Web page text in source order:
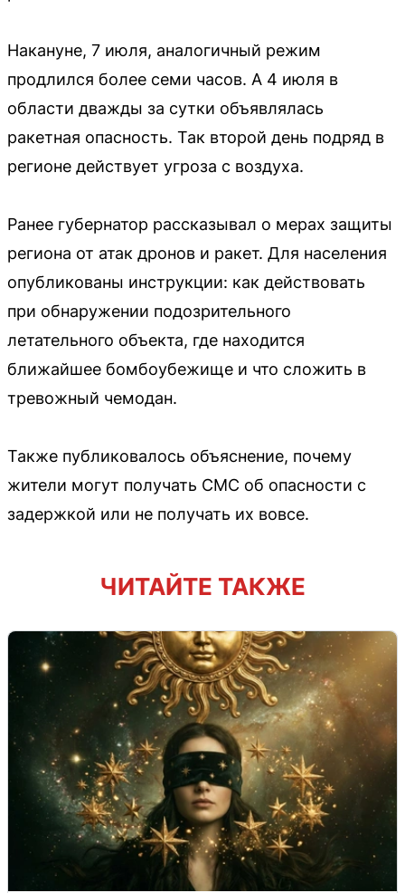
Накануне, 7 июля, аналогичный режим
продлился более семи часов. А 4 июля в
области дважды за сутки объявлялась
ракетная опасность. Так второй день подряд в
регионе действует угроза с воздуха.
Ранее губернатор рассказывал о мерах защиты
региона от атак дронов и ракет. Для населения
опубликованы инструкции: как действовать
при обнаружении подозрительного
летательного объекта, где находится
ближайшее бомбоубежище и что сложить в
тревожный чемодан.
Также публиковалось объяснение, почему
жители могут получать СМС об опасности с
задержкой или не получать их вовсе.
ЧИТАЙТЕ ТАКЖЕ